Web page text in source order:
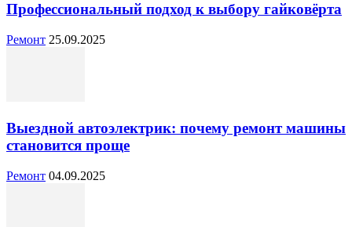
Профессиональный подход к выбору гайковёрта
Ремонт 25.09.2025
Выездной автоэлектрик: почему ремонт машины
становится проще
Ремонт 04.09.2025